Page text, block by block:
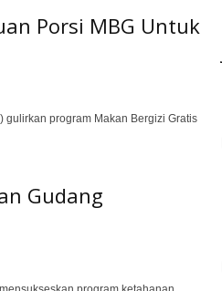
Porsi MBG Untuk
program Makan Bergizi Gratis
Gudang